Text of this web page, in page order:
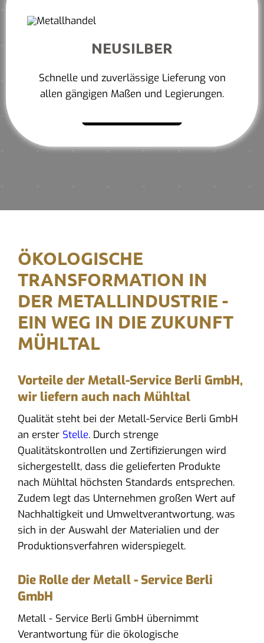
NEUSILBER
Schnelle und zuverlässige Lieferung von
allen gängigen Maßen und Legierungen.
ÖKOLOGISCHE
TRANSFORMATION IN
DER METALLINDUSTRIE -
EIN WEG IN DIE ZUKUNFT
MÜHLTAL
Vorteile der Metall-Service Berli GmbH,
wir liefern auch nach Mühltal
Qualität steht bei der Metall-Service Berli GmbH
an erster Stelle. Durch strenge
Qualitätskontrollen und Zertifizierungen wird
sichergestellt, dass die gelieferten Produkte
nach Mühltal höchsten Standards entsprechen.
Zudem legt das Unternehmen großen Wert auf
Nachhaltigkeit und Umweltverantwortung, was
sich in der Auswahl der Materialien und der
Produktionsverfahren widerspiegelt.
Die Rolle der Metall - Service Berli
GmbH
Metall - Service Berli GmbH übernimmt
Verantwortung für die ökologische